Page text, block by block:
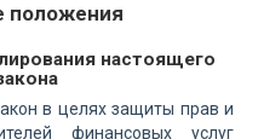
положения
настоящего
в целях защиты прав и
финансовых услуг